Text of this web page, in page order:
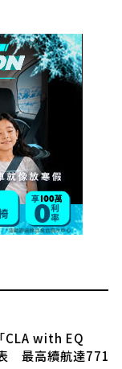
EQ
續航達771公里